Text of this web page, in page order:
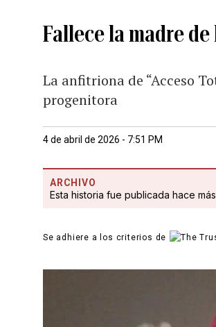
Fallece la madre
La anfitriona de “Acceso
progenitora
4 de abril de 2026 - 7:51 PM
ARCHIVO
Esta historia fue publicada hace
Se adhiere a los criterios de